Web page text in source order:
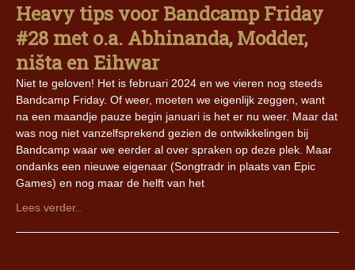
Heavy tips voor Bandcamp Friday
#28 met o.a. Abhinanda, Modder,
ništa en Eihwar
Niet te geloven! Het is februari 2024 en we vieren nog steeds
Bandcamp Friday. Of weer, moeten we eigenlijk zeggen, want
na een maandje pauze begin januari is het er nu weer. Maar dat
was nog niet vanzelfsprekend gezien de ontwikkelingen bij
Bandcamp waar we eerder al over spraken op deze plek. Maar
ondanks een nieuwe eigenaar (Songtradr in plaats van Epic
Games) en nog maar de helft van het
Lees verder..